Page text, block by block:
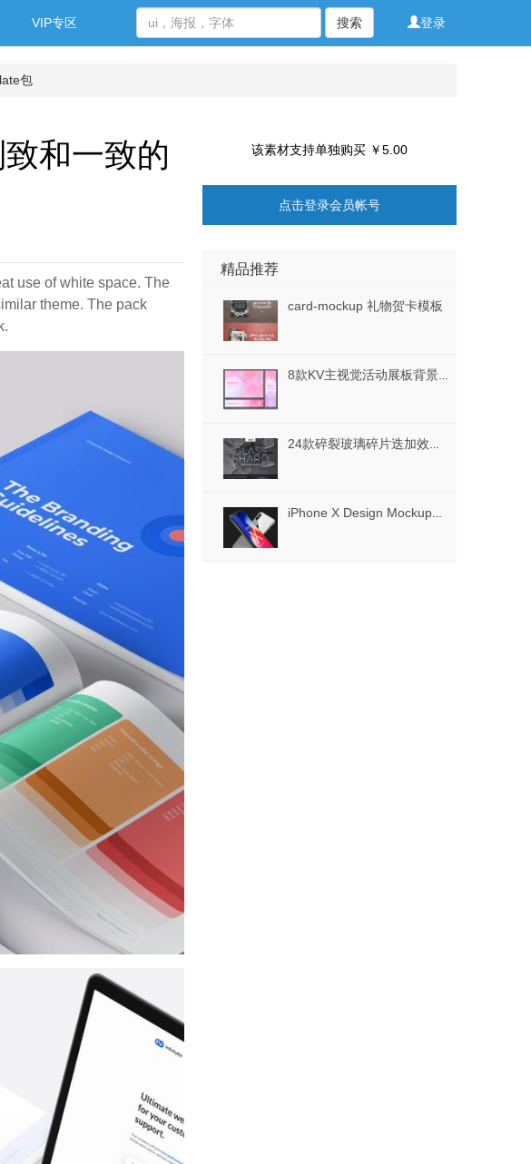
VIP专区 登录
搜索
包
和一致的
use of white space. The
theme. The pack
该素材支持单独购买 ￥5.00
点击登录会员帐号
精品推荐
card-mockup 礼物贺卡模板